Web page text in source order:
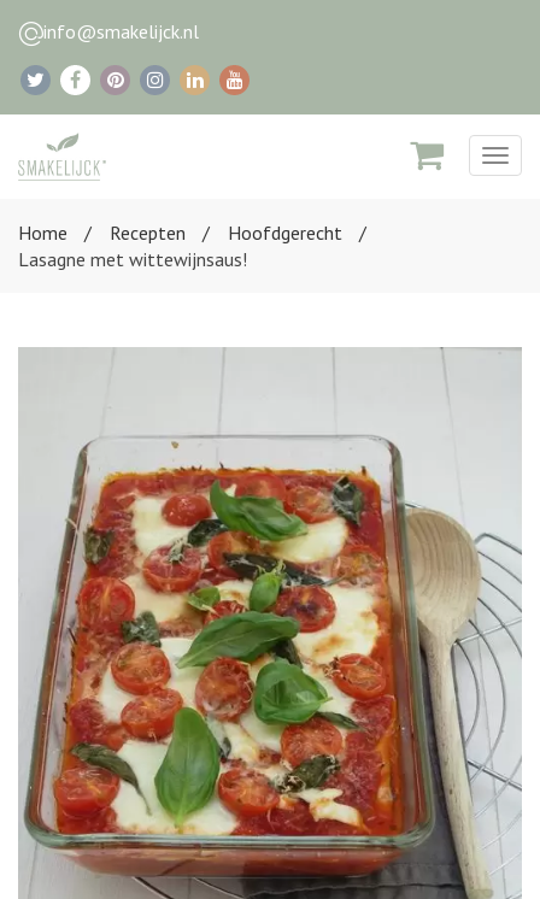
info@smakelijck.nl
Home
Recepten
Hoofdgerecht
Lasagne met wittewijnsaus!